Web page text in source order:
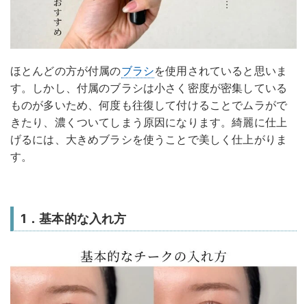
ほとんどの方が付属のブラシを使用されていると思いま
す。しかし、付属のブラシは小さく密度が密集している
ものが多いため、何度も往復して付けることでムラがで
きたり、濃くついてしまう原因になります。綺麗に仕上
げるには、大きめブラシを使うことで美しく仕上がりま
す。
1．基本的な入れ方